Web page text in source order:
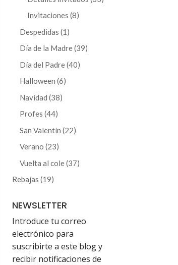
Invitaciones 88
Despedidas 1 1
producto
Día de la Madre 3939
Día del Padre 4040
Halloween 66
Navidad 3838
Profes 4444
productos
San Valentín 2222
Verano 2323
productos
Vuelta al cole 3737
Rebajas 1919
NEWSLETTER